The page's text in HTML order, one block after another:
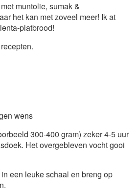
muntolie, sumak &
het kan met zoveel meer! Ik at
platbrood!
wens
300-400 gram) zeker 4-5 uur
Het overgebleven vocht gooi
een leuke schaal en breng op